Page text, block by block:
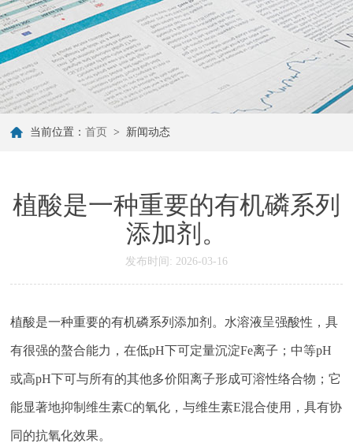
当前位置：首页 > 新闻动态
植酸是一种重要的有机磷系列
添加剂。
发布时间: 2026-03-16
植酸是一种重要的有机磷系列添加剂。水溶液呈强酸性，具
有很强的螯合能力，在低pH下可定量沉淀Fe离子；中等pH
或高pH下可与所有的其他多价阳离子形成可溶性络合物；它
能显著地抑制维生素C的氧化，与维生素E混合使用，具有协
同的抗氧化效果。